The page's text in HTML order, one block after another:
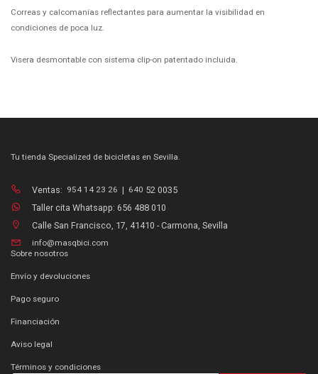
Correas y calcomanías reflectantes para aumentar la visibilidad en
condiciones de poca luz.
Visera desmontable con sistema clip-on patentado incluida.
Tu tienda Specialized de bicicletas en Sevilla.
Ventas: 954 14 23 26 | 640 52 0035
Taller cita Whatsapp: 656 488 010
Calle San Francisco, 17, 41410 - Carmona, Sevilla
info@masqbici.com
Sobre nosotros
Envío y devoluciones
Pago seguro
Financiación
Aviso legal
Términos y condiciones